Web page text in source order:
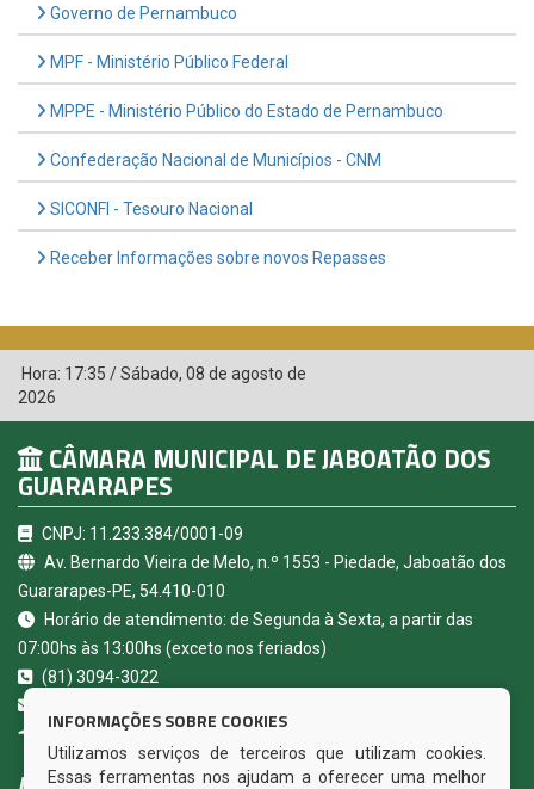
Governo de Pernambuco
MPF - Ministério Público Federal
MPPE - Ministério Público do Estado de Pernambuco
Confederação Nacional de Municípios - CNM
SICONFI - Tesouro Nacional
Receber Informações sobre novos Repasses
Hora: 17:35 /Sábado, 08 de agosto de
2026
CÂMARA MUNICIPAL DE JABOATÃO DOS
GUARARAPES
CNPJ: 11.233.384/0001-09
Av. Bernardo Vieira de Melo, n.º 1553 - Piedade, Jaboatão dos
Guararapes-PE, 54.410-010
Horário de atendimento: de Segunda à Sexta, a partir das
07:00hs às 13:00hs (exceto nos feriados)
(81) 3094-3022
Jaboatão dos Guararapes - PE
INFORMAÇÕES SOBRE COOKIES
Utilizamos serviços de terceiros que utilizam cookies.
Essas ferramentas nos ajudam a oferecer uma melhor